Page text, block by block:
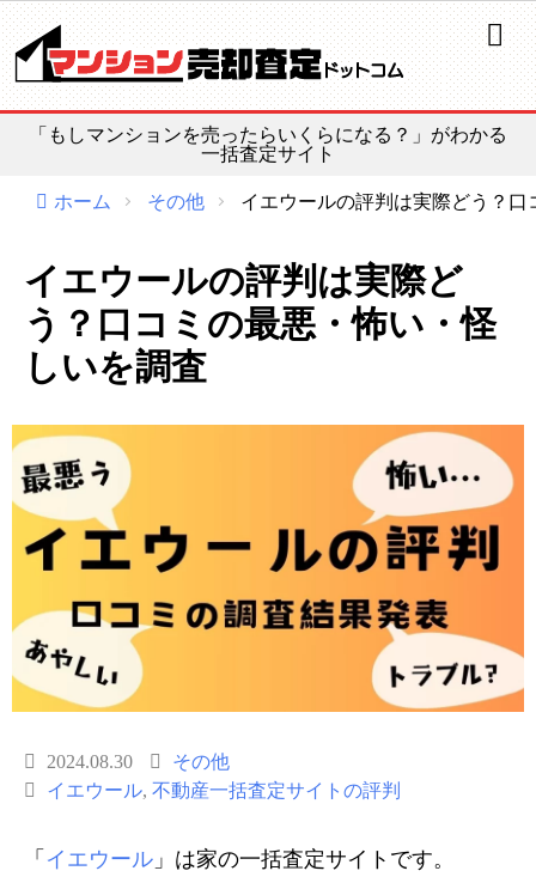
「もしマンションを売ったらいくらになる？」がわかる
一括査定サイト
ホーム
よくある質問
漫画で解説
コラム
マンション売却情報
売れる！不動産会社選び
路線価の活用法
公示価格
基準地価
ホーム その他 イエウールの評判は実際どう？
イエウールの評判は実際ど
う？口コミの最悪・怖い・怪
しいを調査
2024.08.30
その他
イエウール, 不動産一括査定サイトの評判
「 イエウール 」は家の一括査定サイトです。